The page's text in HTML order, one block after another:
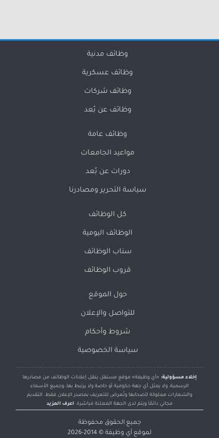
وظائف مدنية
وظائف عسكرية
وظائف شركات
وظائف عن بُعد
وظائف عامة
مواعيد الجامعات
دورات عن بُعد
سياسة التحرير ومصادرنا
كل الوظائف
الوظائف اليومية
سناب الوظائف
قروب الوظائف
حول الموقع
للتواصل والإعلان
شروط وأحكام
سياسة الخصوصية
إخلاء مسؤولية: «أي وظيفة» موقع مستقل ينقل إعلانات الوظائف من مصادرها
الرسمية، ولا يمثل أي جهة حكومية أو خاصة ولا يرتبط بها، وجميع الأسماء
والشعارات مملوكة لأصحابها وتُعرض للتعريف بمصدر الإعلان فقط. التقديم
مجاني دائمًا ويتم لدى الجهة المعلنة مباشرة. اعرف المزيد
جميع الحقوق محفوظة
لموقع أي وظيفة © 2014-2026